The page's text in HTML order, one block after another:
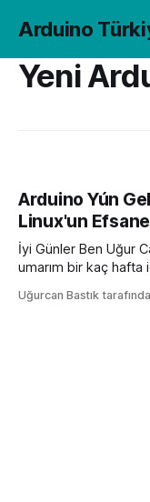
Arduino
Yeni
Arduino Yún
Linux'un
İyi Günler Ben Uğur
umarım bir kaç
bir kart çünkü hala
Uğurcan Bastık